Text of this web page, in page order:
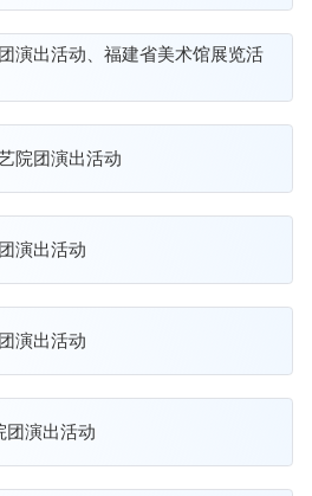
演出活动、福建省美术馆展览活
院团演出活动
演出活动
演出活动
团演出活动